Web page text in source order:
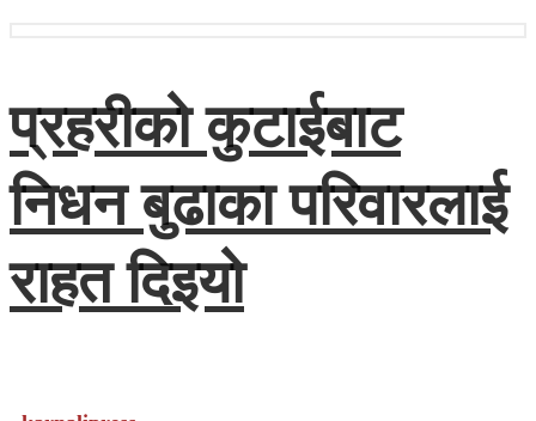
प्रहरीको कुटाईबाट
निधन बुढाका परिवारलाई
राहत दिइयो